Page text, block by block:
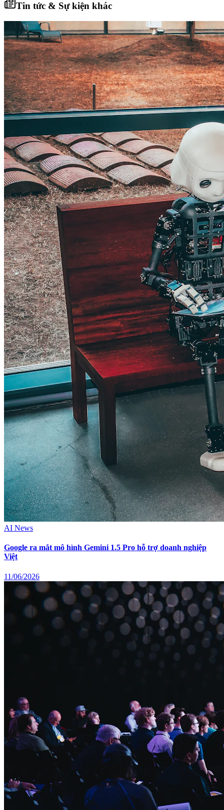
Tin tức & Sự kiện khác
AI News
Google ra mắt mô hình Gemini 1.5 Pro hỗ trợ doanh nghiệp
Việt
11/06/2026